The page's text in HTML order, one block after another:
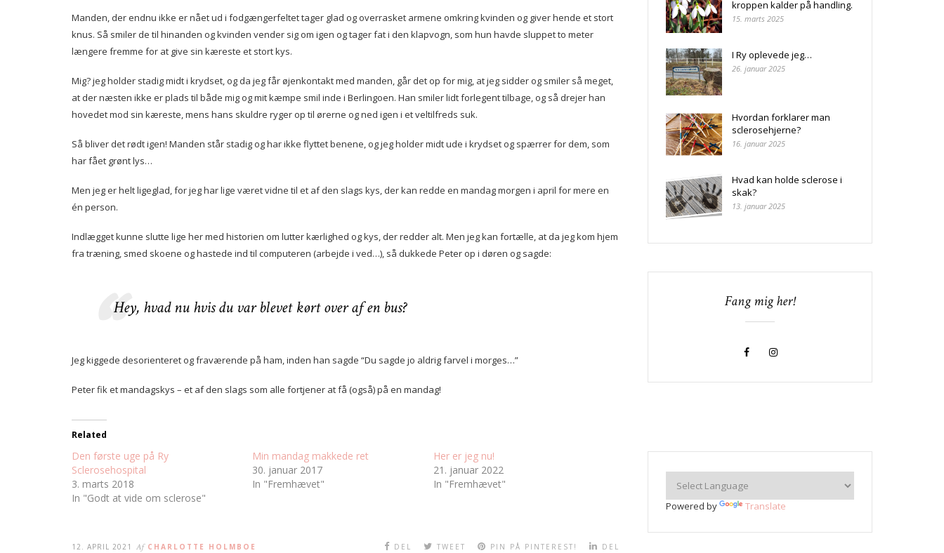
Manden, der endnu ikke er nået ud i fodgængerfeltet tager glad og overrasket armene omkring kvinden og giver hende et stort
knus. Så smiler de til hinanden og kvinden vender sig om igen og tager fat i den klapvogn, som hun havde sluppet to meter
længere fremme for at give sin kæreste et stort kys.
Mig? jeg holder stadig midt i krydset, og da jeg får øjenkontakt med manden, går det op for mig, at jeg sidder og smiler så meget,
at der næsten ikke er plads til både mig og mit kæmpe smil inde i Berlingoen. Han smiler lidt forlegent tilbage, og så drejer han
hovedet mod sin kæreste, mens hans skuldre ryger op til ørerne og ned igen i et veltilfreds suk.
Så bliver det rødt igen! Manden står stadig og har ikke flyttet benene, og jeg holder midt ude i krydset og spærrer for dem, som
har fået grønt lys…
Men jeg er helt ligeglad, for jeg har lige været vidne til et af den slags kys, der kan redde en mandag morgen i april for mere en
én person.
Indlægget kunne slutte lige her med historien om lutter kærlighed og kys, der redder alt. Men jeg kan fortælle, at da jeg kom hjem
fra træning, smed skoene og hastede ind til computeren (arbejde i ved…), så dukkede Peter op i døren og sagde:
Hey, hvad nu hvis du var blevet kørt over af en bus?
Jeg kiggede desorienteret og fraværende på ham, inden han sagde “Du sagde jo aldrig farvel i morges…”
Peter fik et mandagskys – et af den slags som alle fortjener at få (også) på en mandag!
Related
Den første uge på Ry
Sclerosehospital
3. marts 2018
In "Godt at vide om sclerose"
Min mandag makkede ret
30. januar 2017
In "Fremhævet"
Her er jeg nu!
21. januar 2022
In "Fremhævet"
12. APRIL 2021 Af CHARLOTTE HOLMBOE DEL TWEET PIN PÅ PINTEREST! DEL
kroppen kalder på handling.
15. marts 2025
I Ry oplevede jeg…
26. januar 2025
Hvordan forklarer man
sclerosehjerne?
16. januar 2025
Hvad kan holde sclerose i
skak?
13. januar 2025
Fang mig her!
Powered by Translate